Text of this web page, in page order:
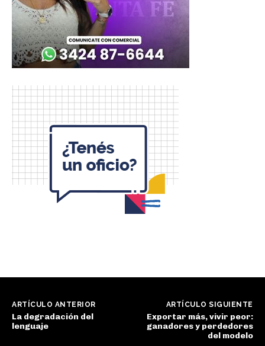
ARTÍCULO ANTERIOR
La degradación del
lenguaje
ARTÍCULO SIGUIENTE
Exportar más, vivir peor:
ganadores y perdedores
del modelo